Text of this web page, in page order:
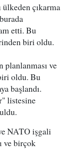
ülkeden çıkarma
etti. Bu
biri oldu.
planlanması ve
oldu. Bu
başlandı.
listesine
NATO işgali
ve birçok